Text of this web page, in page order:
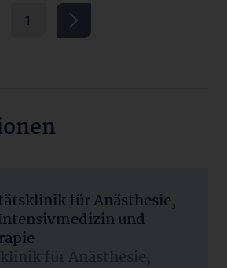
1
für Anästhesie,
und
für Anästhesie,